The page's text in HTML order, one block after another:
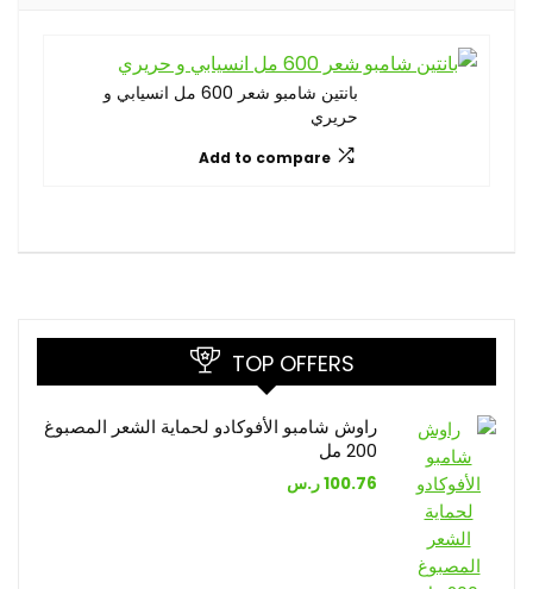
بانتين شامبو شعر 600 مل انسيابي و
حريري
Add to compare
TOP OFFERS
راوش شامبو الأفوكادو لحماية الشعر المصبوغ
200 مل
100.76ر.س